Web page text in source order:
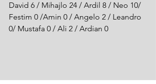
David 6 / Mihajlo 24 / Ardil 8 / Neo 10/
Festim 0 /Amin 0 / Angelo 2 / Leandro
0/ Mustafa 0 / Ali 2 / Ardian 0